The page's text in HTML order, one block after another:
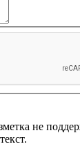
не